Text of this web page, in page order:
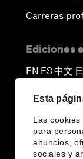
Esta
Las
para
anuncios,
sociales y
Carreras
Ediciones
EN ▪ES▪中文▪